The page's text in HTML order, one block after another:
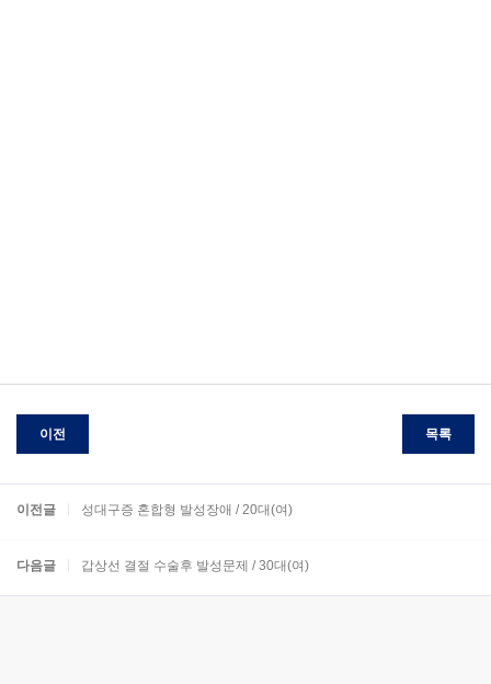
이전 목록
이전글 성대구증 혼합형 발성장애 / 20대(여)
다음글 갑상선 결절 수술후 발성문제 / 30대(여)